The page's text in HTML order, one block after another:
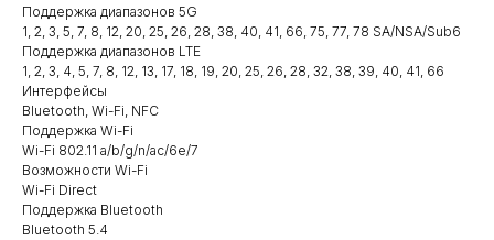
Поддержка диапазонов 5G
1, 2, 3, 5, 7, 8, 12, 20, 25, 26, 28, 38, 40, 41, 66, 75, 77, 78 SA/NSA/Sub6
Поддержка диапазонов LTE
1, 2, 3, 4, 5, 7, 8, 12, 13, 17, 18, 19, 20, 25, 26, 28, 32, 38, 39, 40, 41, 66
Интерфейсы
Bluetooth, Wi-Fi, NFC
Поддержка Wi-Fi
Wi-Fi 802.11 a/b/g/n/ac/6e/7
Возможности Wi-Fi
Wi-Fi Direct
Поддержка Bluetooth
Bluetooth 5.4